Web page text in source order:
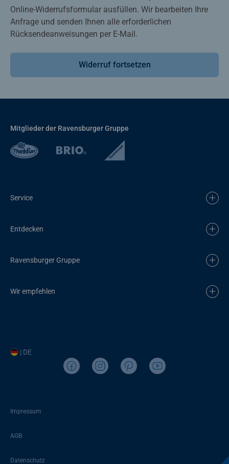
Online-Widerrufsformular ausfüllen. Wir bearbeiten Ihre
Anfrage und senden Ihnen alle erforderlichen
Rücksendeanweisungen per E-Mail.
Widerruf fortsetzen
Mitglieder der Ravensburger Gruppe
Service
Entdecken
Ravensburger Gruppe
Wir empfehlen
| DE
Impressum
AGB
Datenschutz